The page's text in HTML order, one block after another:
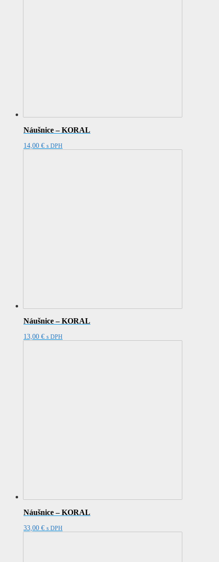
Náušnice – KORAL
14,00 € s DPH
Náušnice – KORAL
13,00 € s DPH
Náušnice – KORAL
33,00 € s DPH